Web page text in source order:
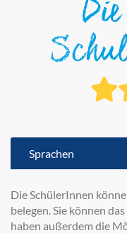
Die
Sprachen
Die SchülerInnen
belegen. Sie können
haben außerdem die